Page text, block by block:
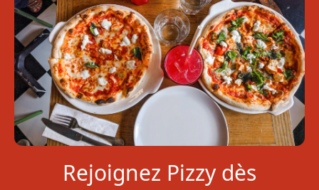
Rejoignez Pizzy dès